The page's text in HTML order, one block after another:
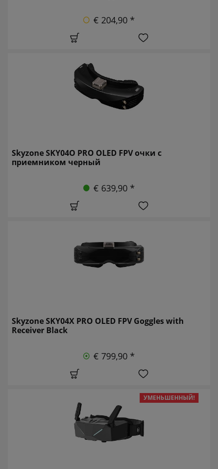
€ 204,90 *
Skyzone SKY04O PRO OLED FPV очки с
приемником черный
€ 639,90 *
Skyzone SKY04X PRO OLED FPV Goggles with
Receiver Black
€ 799,90 *
УМЕНЬШЕННЫЙ!